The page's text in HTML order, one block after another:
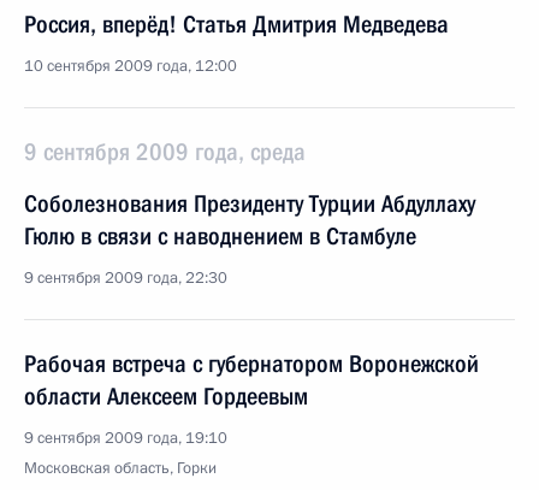
Россия, вперёд! Статья Дмитрия Медведева
10 сентября 2009 года, 12:00
9 сентября 2009 года, среда
Соболезнования Президенту Турции Абдуллаху
Гюлю в связи с наводнением в Стамбуле
9 сентября 2009 года, 22:30
Рабочая встреча с губернатором Воронежской
области Алексеем Гордеевым
9 сентября 2009 года, 19:10
Московская область, Горки